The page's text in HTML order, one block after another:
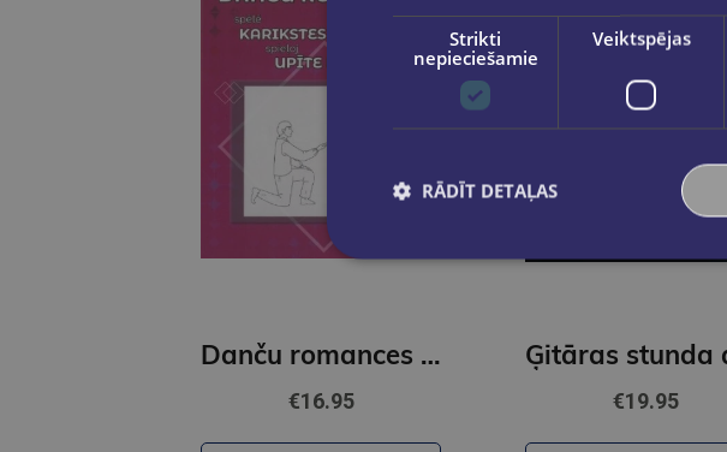
Danču romances un ne tikai spēlē Karikstes muzikanti
€16.95 €19.95
Strikti
nepieciešamie
Veiktspējas
RĀDĪT DETAĻAS